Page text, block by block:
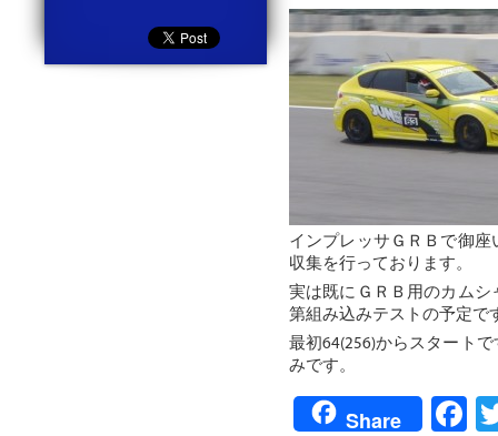
インプレッサＧＲＢで御
収集を行っております。
実は既にＧＲＢ用のカム
第組み込みテストの予定で
最初64(256)からスタート
みです。
Share